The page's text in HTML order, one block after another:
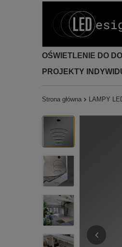
OŚWIETLENIE DO
PROJEKTY
Strona główna LAMPY